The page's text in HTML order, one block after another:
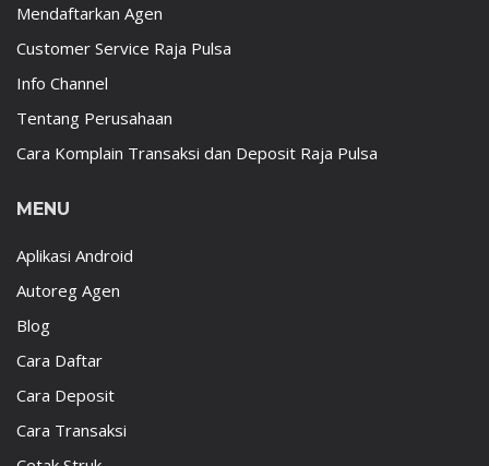
Mendaftarkan Agen
Customer Service Raja Pulsa
Info Channel
Tentang Perusahaan
Cara Komplain Transaksi dan Deposit Raja Pulsa
MENU
Aplikasi Android
Autoreg Agen
Blog
Cara Daftar
Cara Deposit
Cara Transaksi